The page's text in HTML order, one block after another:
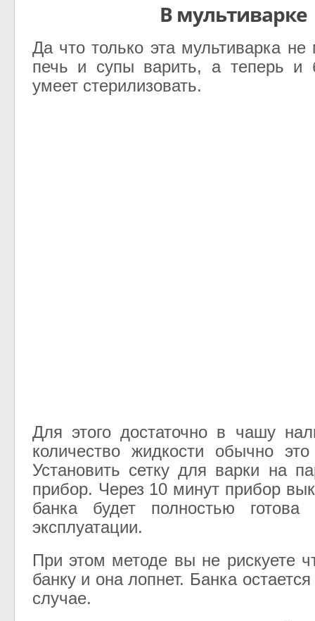
В мультиварке
Да что только эта мультиварка
печь и супы варить, а теперь и
умеет стерилизовать.
Для этого достаточно в чашу
количество жидкости обычно
Установить сетку для варки на
прибор. Через 10 минут прибор
банка будет полностью
эксплуатации.
При этом методе вы не рискуете
банку и она лопнет. Банка
случае.